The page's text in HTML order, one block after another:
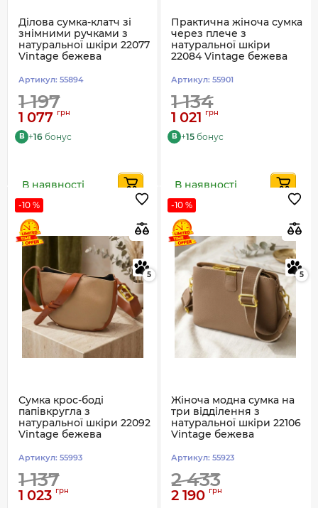
Ділова сумка-клатч зі
знімними ручками з
натуральної шкіри 22077
Vintage бежева
Артикул: 55894
1 197
1 077 грн
B +16 бонус
В наявності
Практична жіноча сумка
через плече з
натуральної шкіри
22084 Vintage бежева
Артикул: 55901
1 134
1 021 грн
B +15 бонус
В наявності
-10 %
5
Сумка крос-боді
папівкругла з
натуральної шкіри 22092
Vintage бежева
Артикул: 55993
1 137
1 023 грн
-10 %
5
Жіноча модна сумка на
три відділення з
натуральної шкіри 22106
Vintage бежева
Артикул: 55923
2 433
2 190 грн